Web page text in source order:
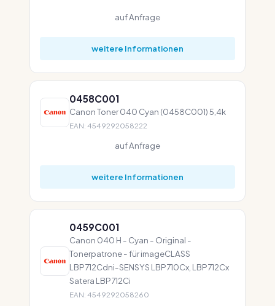
auf Anfrage
weitere Informationen
0458C001
Canon Toner 040 Cyan (0458C001) 5,4k
EAN: 4549292058222
auf Anfrage
weitere Informationen
0459C001
Canon 040 H - Cyan - Original -
Tonerpatrone - für imageCLASS
LBP712Cdni-SENSYS LBP710Cx, LBP712Cx
Satera LBP712Ci
EAN: 4549292058260